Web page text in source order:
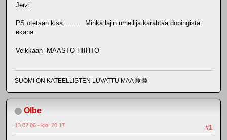
Jerzi
PS otetaan kisa......... Minkä lajin urheilija kärähtää dopingista
ekana.
Veikkaan MAASTO HIIHTO
SUOMI ON KATEELLISTEN LUVATTU MAA😂😂
Olbe
#1
13.02.06 - klo: 20.17